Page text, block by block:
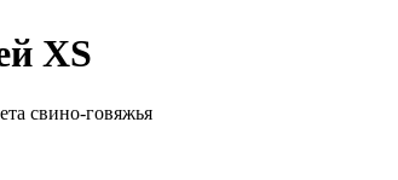
XS
свино-говяжья